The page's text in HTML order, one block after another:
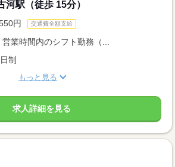
河駅（徒歩 15分）
円 交通費全額支給
業時間内のシフト勤務（...
制
もっと見る
求人詳細を見る